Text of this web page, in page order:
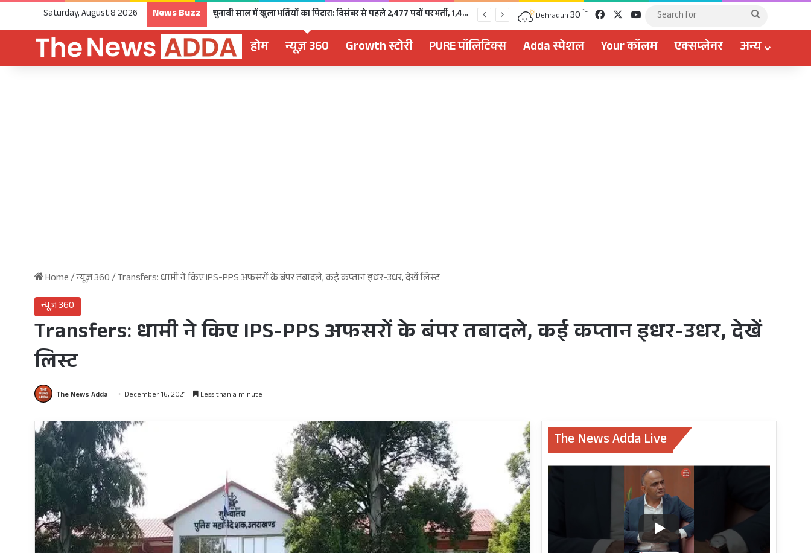
Saturday, August 8 2026 News Buzz चुनावी साल में खुला भर्तियों का पिटारा: दिसंबर से पहले 2,477 पदों पर भर्ती, 1,470 पदों की परीक्षा भी होगी Dehradun 30 ℃ FacebookYouTube
Search
होम न्यूज़ 360 Growth स्टोरी PURE पॉलिटिक्स Adda स्पेशल Your कॉलम एक्सप्लेनर अन्य
Home/न्यूज़ 360/Transfers: धामी ने किए IPS-PPS अफसरों के बंपर तबादले, कई कप्तान इधर-उधर, देखें लिस्ट
न्यूज़ 360
Transfers: धामी ने किए IPS-PPS अफसरों के बंपर तबादले, कई कप्तान इधर-उधर, देखें
लिस्ट
The News Adda December 16, 2021 Less than a minute
The News Adda Live